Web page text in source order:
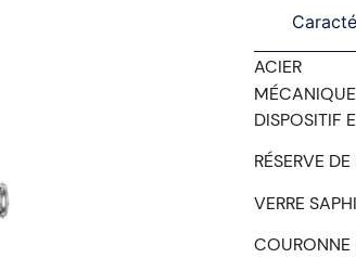
ACIER
DISPOSITIF
RÉSERVE
VERRE
COURONNE